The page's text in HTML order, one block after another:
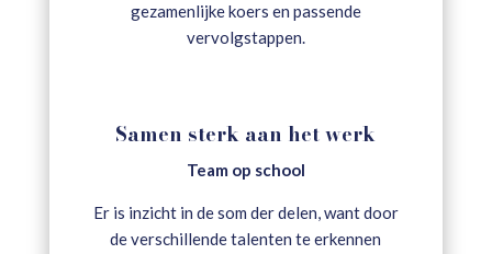
gezamenlijke koers en passende
vervolgstappen.
Samen sterk aan het werk
Team op school
Er is inzicht in de som der delen, want door
de verschillende talenten te erkennen